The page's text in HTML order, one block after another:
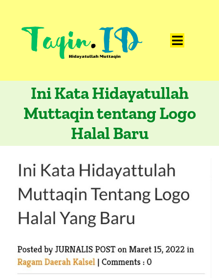
content
Toggle
Catatan
Artikel
Presentasi
Media
Ini Kata Hidayatullah
Muttaqin tentang Logo
Halal Baru